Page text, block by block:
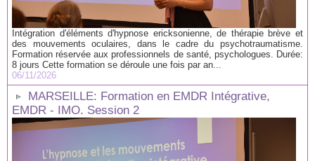
Intégration d'éléments d'hypnose ericksonienne, de thérapie brève et
des mouvements oculaires, dans le cadre du psychotraumatisme.
Formation réservée aux professionnels de santé, psychologues. Durée:
8 jours Cette formation se déroule une fois par an...
06/11/2026
MARSEILLE: Formation en EMDR Intégrative,
EMDR - IMO. Session 2